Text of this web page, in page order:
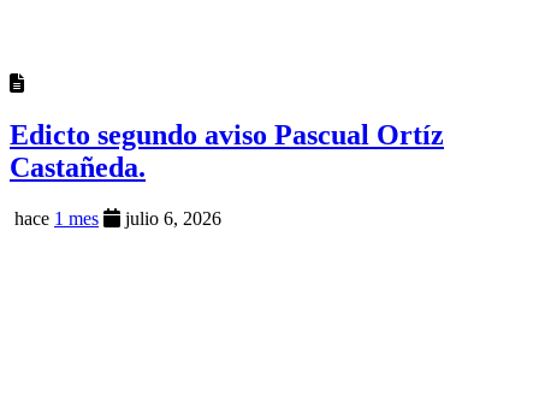
Edicto segundo aviso Pascual Ortíz
Castañeda.
hace 1 mes julio 6, 2026